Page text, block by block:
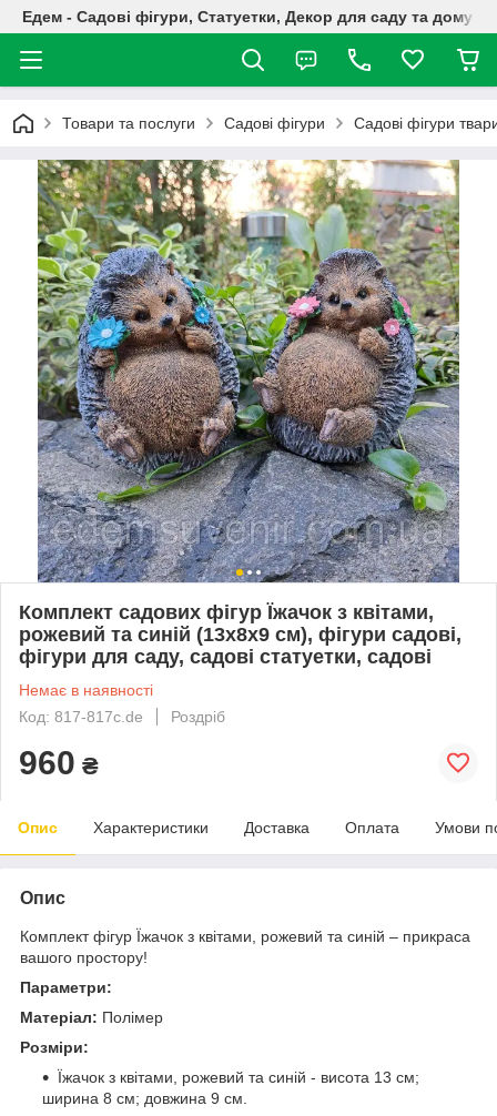
Едем - Садові фігури, Статуетки, Декор для саду та дому
Товари та послуги Садові фігури Садові фігури
Комплект садових фігур Їжачок з квітами,
рожевий та синій (13х8х9 см), фігури садові,
фігури для саду, садові статуетки, садові
Немає в наявності
Код: 817-817с.de
Роздріб
960 ₴
Опис Характеристики Доставка Оплата Умови
Опис
Комплект фігур Їжачок з квітами, рожевий та синій – прикраса
вашого простору!
Параметри:
Матеріал: Полімер
Розміри:
Їжачок з квітами, рожевий та синій - висота 13 см;
ширина 8 см; довжина 9 см.